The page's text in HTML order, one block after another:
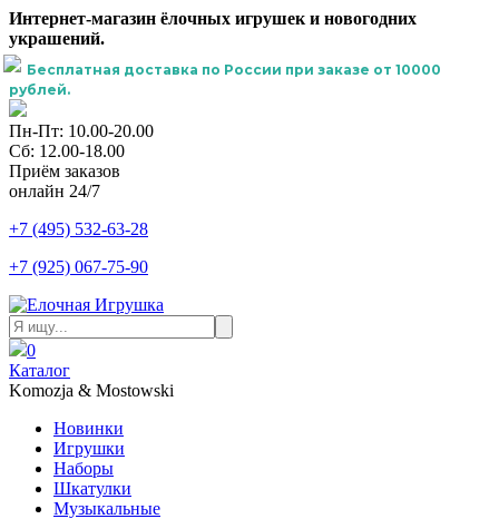
Интернет-магазин ёлочных игрушек и новогодних
украшений.
Бесплатная доставка по России при заказе от 10000
рублей.
Пн-Пт: 10.00-20.00
Сб: 12.00-18.00
Приём заказов
онлайн 24/7
+7 (495) 532-63-28
+7 (925) 067-75-90
0
Каталог
Komozja & Mostowski
Новинки
Игрушки
Наборы
Шкатулки
Музыкальные